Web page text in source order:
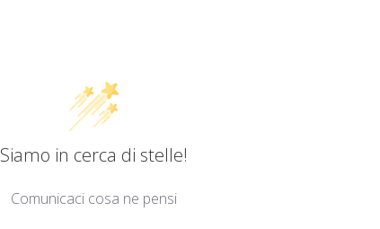
Siamo in cerca di stelle!
Comunicaci cosa ne pensi